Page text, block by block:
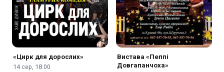
«Цирк для дорослих»
14 сер, 18:00
Вистава «Пеппі
Довгапанчоха»